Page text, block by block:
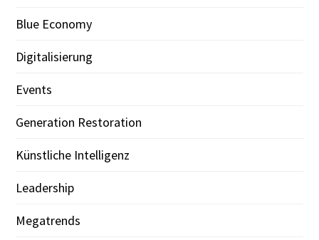
Blue Economy
Digitalisierung
Events
Generation Restoration
Künstliche Intelligenz
Leadership
Megatrends